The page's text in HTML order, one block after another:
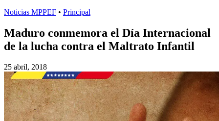
Noticias MPPEF • Principal
Maduro conmemora el Día Internacional
de la lucha contra el Maltrato Infantil
25 abril, 2018